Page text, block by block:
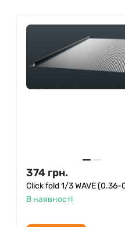
374 грн.
Click fold 1/3 WAVE (0.36-
В наявності